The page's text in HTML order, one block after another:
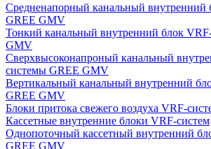
Средненапорный канальный внутренний
GREE GMV
Тонкий канальный внутренний блок
GMV
Сверхвысоконапроный канальный
системы GREE GMV
Вертикальный канальный внутренний
GREE GMV
Блоки притока свежего воздуха VRF-
Кассетные внутренние блоки VRF-систем
Однопоточный кассетный внутренний
GREE GMV